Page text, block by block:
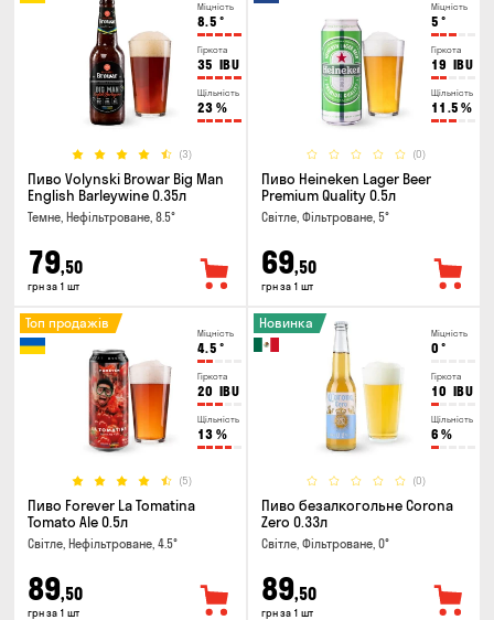
Міцність
8.5 °
Гіркота
35 IBU
Щільність
23 %
(3)
Пиво Volynski Browar Big Man
English Barleywine 0.35л
Темне, Нефільтроване, 8.5°
79,50
грн за 1 шт
Міцність
5 °
Гіркота
19 IBU
Щільність
11.5 %
(0)
Пиво Heineken Lager Beer
Premium Quality 0.5л
Світле, Фільтроване, 5°
69,50
грн за 1 шт
Міцність
4.5 °
Гіркота
20 IBU
Щільність
13 %
(5)
Топ продажів
Пиво Forever La Tomatina
Tomato Ale 0.5л
Світле, Нефільтроване, 4.5°
89,50
грн за 1 шт
Міцність
0 °
Гіркота
10 IBU
Щільність
6 %
(0)
Новинка
Пиво безалкогольне Corona
Zero 0.33л
Світле, Фільтроване, 0°
89,50
грн за 1 шт